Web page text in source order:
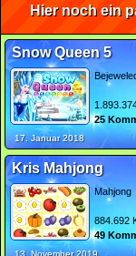
Hier noch ein
Snow Queen 5
25
17. Januar 2018
Kris Mahjong
Mahjong
884.692
49
13. November 2019